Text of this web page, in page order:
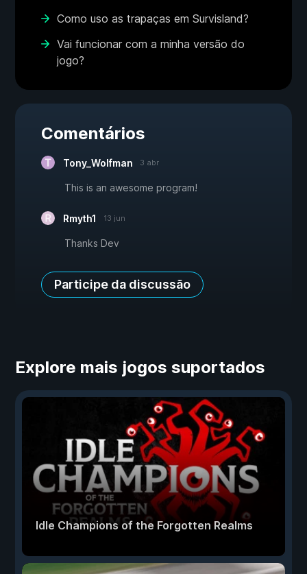
Como uso as trapaças em Survisland?
Vai funcionar com a minha versão do
jogo?
Comentários
Tony_Wolfman 3 abr
This is an awesome program!
Rmyth1 13 jun
Thanks Dev
Participe da discussão
Explore mais jogos suportados
Idle Champions of the Forgotten Realms